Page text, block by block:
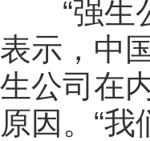
“强生公
表示，中
生公司在
原因。“